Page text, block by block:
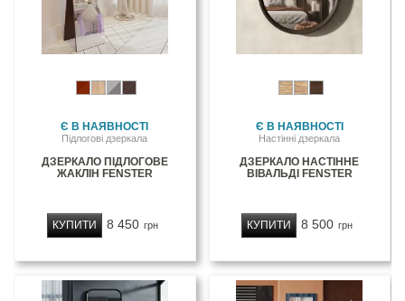
Є В НАЯВНОСТІ
Підлогові дзеркала
ДЗЕРКАЛО ПІДЛОГОВЕ
ЖАКЛІН FENSTER
8 450 грн
КУПИТИ
Є В НАЯВНОСТІ
Настінні дзеркала
ДЗЕРКАЛО НАСТІННЕ
ВІВАЛЬДІ FENSTER
8 500 грн
КУПИТИ